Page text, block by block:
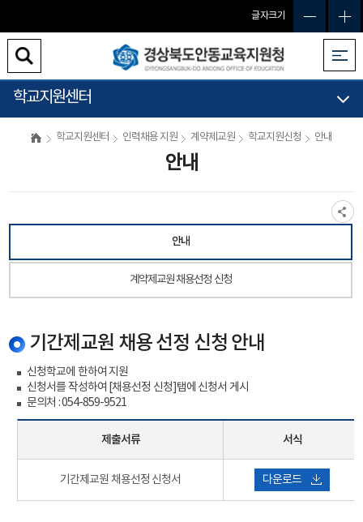
글자크기
학교지원센터
학교지원센터 인력채용 지원 계약제교원 학교지원신청 안내
안내
안내
계약제교원 채용선정 신청
기간제교원 채용 선정 신청 안내
신청학교에 한하여 지원
신청서를 작성하여 [채용선정 신청] 탭에 신청서 게시
문의처 : 054-859-9521
제출서류 서식
기간제교원 채용선정 신청서 다운로드